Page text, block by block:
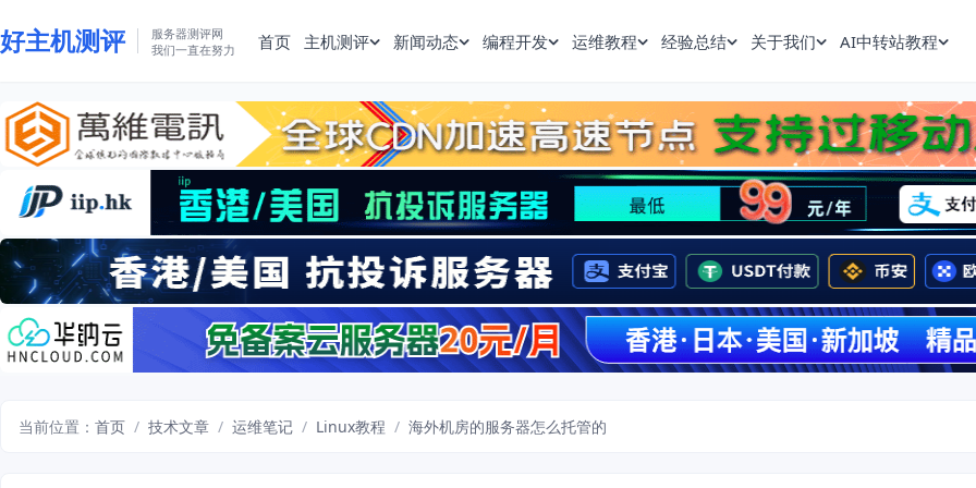
好主机测评
服务器测评网
我们一直在努力
首页 主机测评 新闻动态 编程开发 运维教程 经验总结 关于我们 AI中转站教程
当前位置： 首页 / 技术文章 / 运维笔记 / Linux教程 / 海外机房的服务器怎么托管的